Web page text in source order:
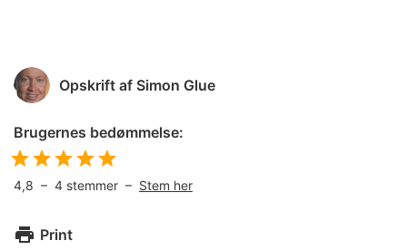
Opskrift af Simon Glue
Brugernes bedømmelse:
4,8 – 4 stemmer – Stem her
Print